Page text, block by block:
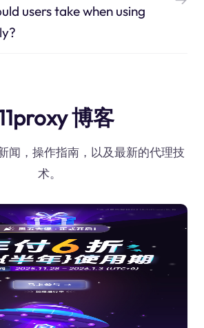
users take when using
博客
闻，操作指南，以及最新的代理技
术。